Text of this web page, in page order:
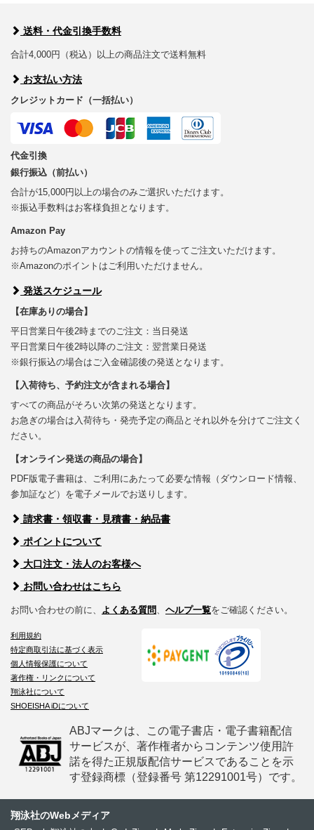
送料・代金引換手数料
合計4,000円（税込）以上の商品注文で送料無料
お支払い方法
クレジットカード（一括払い）
代金引換
銀行振込（前払い）
合計が15,000円以上の場合のみご選択いただけます。
※振込手数料はお客様負担となります。
Amazon Pay
お持ちのAmazonアカウントの情報を使ってご注文いただけます。
※Amazonのポイントはご利用いただけません。
発送スケジュール
【在庫ありの場合】
平日営業日午後2時までのご注文：当日発送
平日営業日午後2時以降のご注文：翌営業日発送
※銀行振込の場合はご入金確認後の発送となります。
【入荷待ち、予約注文が含まれる場合】
すべての商品がそろい次第の発送となります。
お急ぎの場合は入荷待ち・発売予定の商品とそれ以外を分けてご注文く
ださい。
【オンライン発送の商品の場合】
PDF版電子書籍は、ご利用にあたって必要な情報（ダウンロード情報、
参加証など）を電子メールでお送りします。
請求書・領収書・見積書・納品書
ポイントについて
大口注文・法人のお客様へ
お問い合わせはこちら
お問い合わせの前に、 よくある質問、 ヘルプ一覧をご確認ください。
利用規約
特定商取引法に基づく表示
個人情報保護について
著作権・リンクについて
翔泳社について
SHOEISHA iDについて
ABJマークは、この電子書店・電子書籍配信
サービスが、著作権者からコンテンツ使用許
諾を得た正規版配信サービスであることを示
す登録商標（登録番号 第12291001号）です。
翔泳社のWebメディア